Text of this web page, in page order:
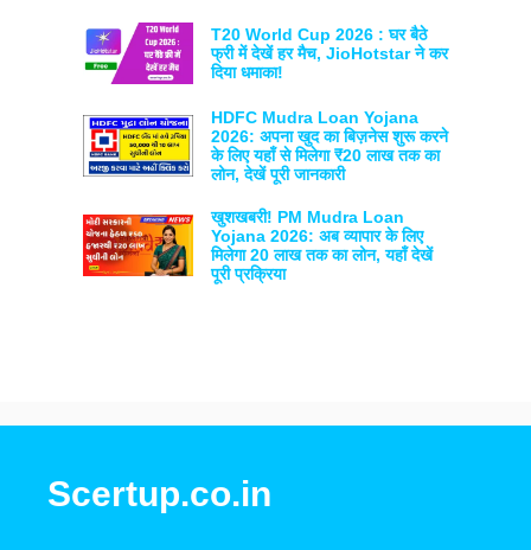
T20 World Cup 2026 : घर बैठे
फ्री में देखें हर मैच, JioHotstar ने कर
दिया धमाका!
HDFC Mudra Loan Yojana
2026: अपना खुद का बिज़नेस शुरू करने
के लिए यहाँ से मिलेगा ₹20 लाख तक का
लोन, देखें पूरी जानकारी
खुशखबरी! PM Mudra Loan
Yojana 2026: अब व्यापार के लिए
मिलेगा 20 लाख तक का लोन, यहाँ देखें
पूरी प्रक्रिया
Scertup.co.in